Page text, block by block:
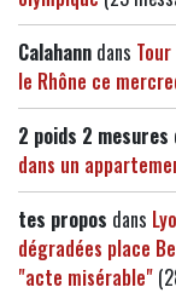
Calahann dans
le Rhône ce
2 poids 2 mesures
dans un
tes propos dans
dégradées place
"acte misérable"